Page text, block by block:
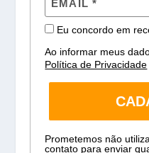
Eu concordo em
Ao informar meus
Política de Privacidade
Prometemos não
contato para enviar